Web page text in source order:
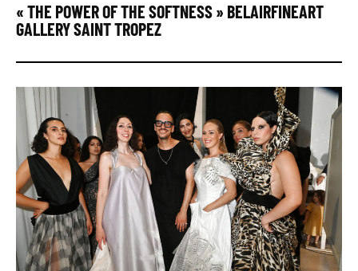
« THE POWER OF THE SOFTNESS » BELAIRFINEART
GALLERY SAINT TROPEZ